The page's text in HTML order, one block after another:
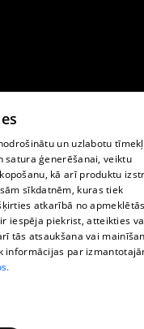
un uzlabotu
satura ģenerēšanai, veiktu
kā arī produktu
sīkdatnēm, kuras tiek
atkarībā no
iespēja piekrist, atteikties
tās atsaukšana vai
informācijas par